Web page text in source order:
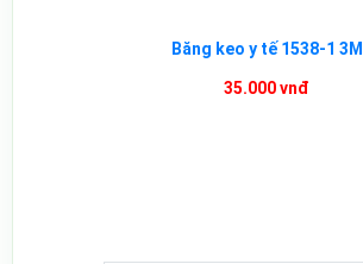
Băng keo y tế 1538-1 3M
35.000 vnđ